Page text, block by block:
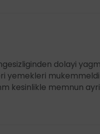
dolayi
yemekleri
kesinlikle memnun